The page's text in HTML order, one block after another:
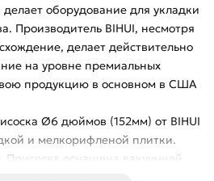
оборудование для укладки
Производитель BIHUI, несмотря
делает действительно
на уровне премиальных
продукцию в основном в США
Ø6 дюймов (152мм) от BIHUI
и мелкорифленой плитки.
Присоска оснащена вакуумной